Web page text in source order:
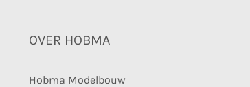
OVER HOBMA
Hobma Modelbouw